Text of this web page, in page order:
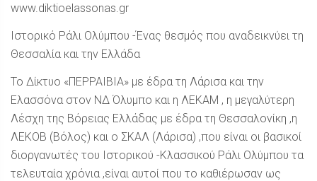
www.diktioelassonas.gr
Ιστορικό Ράλι Ολύμπου -Ένας θεσμός που αναδεικνύει τη
Θεσσαλία και την Ελλάδα
Το Δίκτυο «ΠΕΡΡΑΙΒΙΑ» με έδρα τη Λάρισα και την
Ελασσόνα στον ΝΔ Όλυμπο και η ΛΕΚΑΜ , η μεγαλύτερη
Λέσχη της Βόρειας Ελλάδας με έδρα τη Θεσσαλονίκη ,η
ΛΕΚΟΒ (Βόλος) και ο ΣΚΑΛ (Λάρισα) ,που είναι οι βασικοί
διοργανωτές του Ιστορικού -Κλασσικού Ράλι Ολύμπου τα
τελευταία χρόνια ,είναι αυτοί που το καθιέρωσαν ως